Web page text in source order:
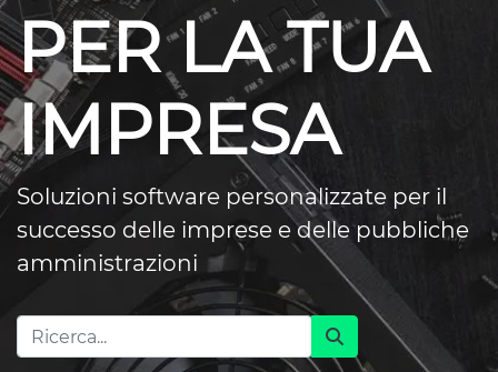
PER LA TUA
IMPRESA
Soluzioni software personalizzate per il
successo delle imprese e delle pubbliche
amministrazioni